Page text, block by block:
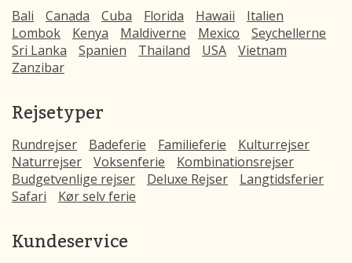
Bali Canada Cuba Florida Hawaii
Italien
Lombok
Kenya Maldiverne Mexico
Seychellerne
Sri Lanka
Spanien Thailand USA
Vietnam
Zanzibar
Rejsetyper
Rundrejser Badeferie Familieferie
Kulturrejser
Naturrejser
Voksenferie
Kombinationsrejser
Budgetvenlige rejser
Deluxe Rejser
Langtidsferier
Safari
Kør selv ferie
Kundeservice